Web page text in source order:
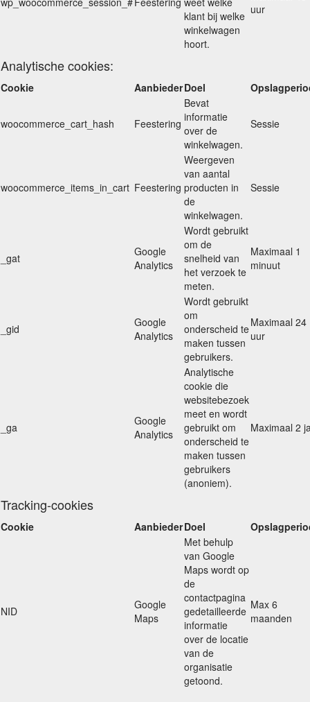
klant bij welke
winkelwagen
hoort.
uur
Analytische cookies:
Cookie AanbiederDoel
woocommerce_cart_hash Feestering
Bevat
informatie
over de
winkelwagen.
Sessie
woocommerce_items_in_cart Feestering
Weergeven
van aantal
producten in
de
winkelwagen.
Sessie
_gat
Google
Analytics
Wordt gebruikt
om de
snelheid van
het verzoek te
meten.
Maximaal 1
minuut
_gid
Google
Analytics
Wordt gebruikt
om
onderscheid te
maken tussen
gebruikers.
Maximaal 24
uur
_ga
Google
Analytics
Analytische
cookie die
websitebezoek
meet en wordt
gebruikt om
onderscheid te
maken tussen
gebruikers
(anoniem).
Maximaal 2
Tracking-cookies
Cookie AanbiederDoel
NID
Google
Maps
Met behulp
van Google
Maps wordt op
de
contactpagina
gedetailleerde
informatie
over de locatie
van de
organisatie
getoond.
Max 6
maanden